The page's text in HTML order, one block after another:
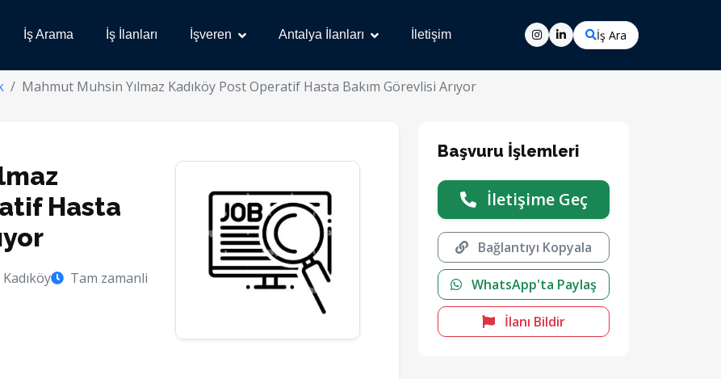
İş Arama İş İlanları İşveren Antalya İlanları İletişim İş Ara
Mahmut Muhsin Yılmaz Kadıköy Post Operatif Hasta Bakım Görevlisi Arıyor
Hasta
Tam zamanli
Başvuru İşlemleri
İletişime Geç
Bağlantıyı Kopyala
WhatsApp'ta Paylaş
İlanı Bildir